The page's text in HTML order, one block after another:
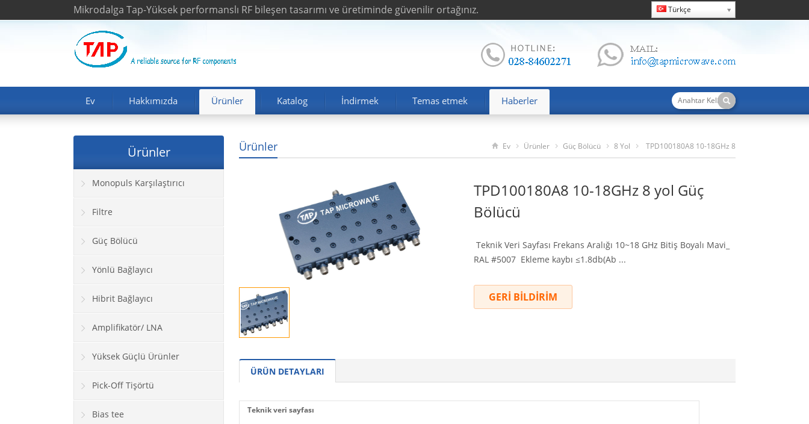
Mikrodalga Tap-Yüksek performanslı RF bileşen tasarımı ve üretiminde güvenilir ortağınız. Türkçe
Ev Hakkımızda Ürünler Katalog İndirmek Temas etmek Haberler
Ürünler Ev Ürünler Güç Bölücü 8 Yol TPD100180A8 10-18GHz 8
TPD100180A8 10-18GHz 8 yol Güç
Bölücü
Teknik Veri Sayfası Frekans Aralığı 10~18 GHz Bitiş Boyalı Mavi_
RAL #5007 Ekleme kaybı ≤1.8db(Ab ...
GERİ BİLDİRİM
ÜRÜN DETAYLARI
Teknik veri sayfası
Ürünler
Monopuls Karşılaştırıcı
Filtre
Güç Bölücü
Yönlü Bağlayıcı
Hibrit Bağlayıcı
Amplifikatör/ LNA
Yüksek Güçlü Ürünler
Pick-Off Tişörtü
Bias tee